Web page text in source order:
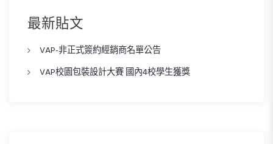
h
最新貼文
VAP-非正式簽約經銷商名單公告
VAP校園包裝設計大賽 國內4校學生獲獎